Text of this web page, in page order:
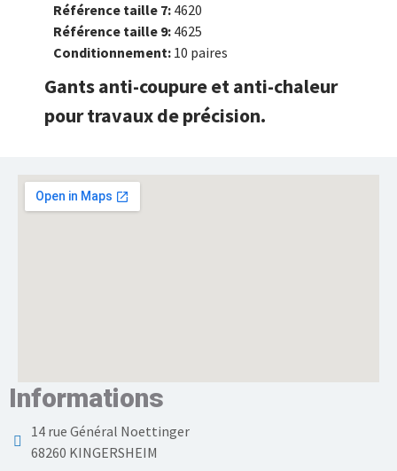
Référence taille 7: 4620
Référence taille 9: 4625
Conditionnement: 10 paires
Gants anti-coupure et anti-chaleur
pour travaux de précision.
Informations
14 rue Général Noettinger
68260 KINGERSHEIM